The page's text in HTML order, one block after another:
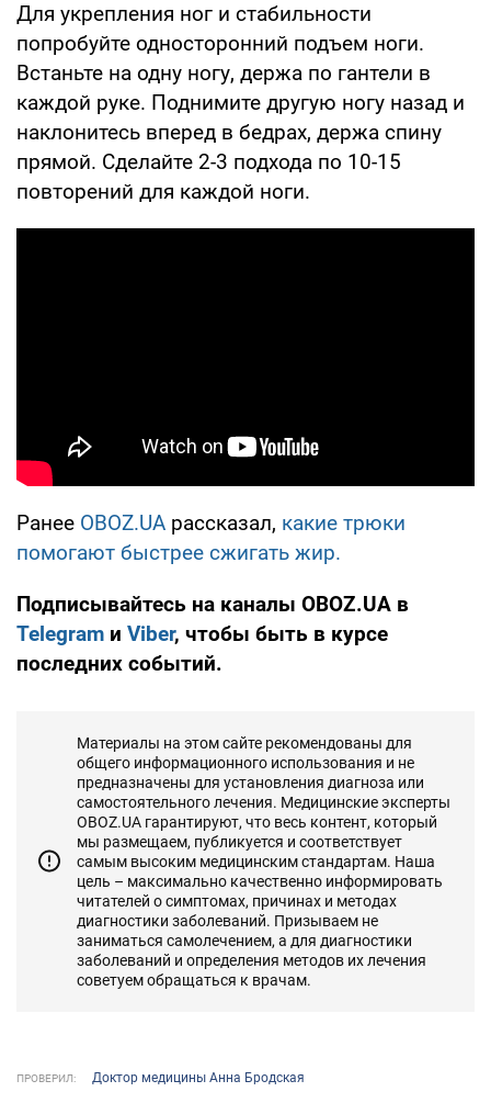
Для укрепления ног и стабильности
попробуйте односторонний подъем ноги.
Встаньте на одну ногу, держа по гантели в
каждой руке. Поднимите другую ногу назад и
наклонитесь вперед в бедрах, держа спину
прямой. Сделайте 2-3 подхода по 10-15
повторений для каждой ноги.
Ранее OBOZ.UA рассказал, какие трюки
помогают быстрее сжигать жир.
Подписывайтесь на каналы OBOZ.UA в
Telegram и Viber, чтобы быть в курсе
последних событий.
Материалы на этом сайте рекомендованы для
общего информационного использования и не
предназначены для установления диагноза или
самостоятельного лечения. Медицинские эксперты
OBOZ.UA гарантируют, что весь контент, который
мы размещаем, публикуется и соответствует
самым высоким медицинским стандартам. Наша
цель – максимально качественно информировать
читателей о симптомах, причинах и методах
диагностики заболеваний. Призываем не
заниматься самолечением, а для диагностики
заболеваний и определения методов их лечения
советуем обращаться к врачам.
ПРОВЕРИЛ: Доктор медицины Анна Бродская